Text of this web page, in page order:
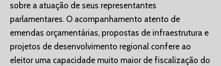
sobre a atuação de seus representantes
parlamentares. O acompanhamento atento de
emendas orçamentárias, propostas de infraestrutura e
projetos de desenvolvimento regional confere ao
eleitor uma capacidade muito maior de fiscalização do